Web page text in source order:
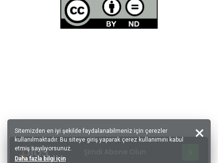
Sitemizden en iyi şekilde faydalanabilmeniz için çerezler
kullanılmaktadır. Bu siteye giriş yaparak çerez kullanımını kabul
etmiş sayılıyorsunuz.
Daha fazla bilgi için